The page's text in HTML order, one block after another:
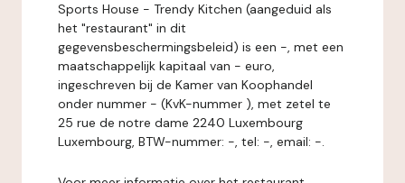
Sports House - Trendy Kitchen (aangeduid als
het "restaurant" in dit
gegevensbeschermingsbeleid) is een -, met een
maatschappelijk kapitaal van - euro,
ingeschreven bij de Kamer van Koophandel
onder nummer - (KvK-nummer ), met zetel te
25 rue de notre dame 2240 Luxembourg
Luxembourg, BTW-nummer: -, tel: -, email: -.